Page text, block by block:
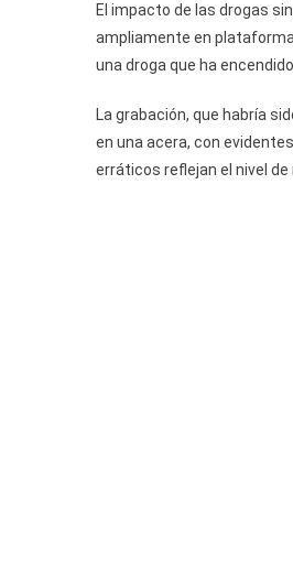
El impacto de las drogas
ampliamente en
una droga que ha
La grabación, que habría
en una acera, con
erráticos reflejan el nivel